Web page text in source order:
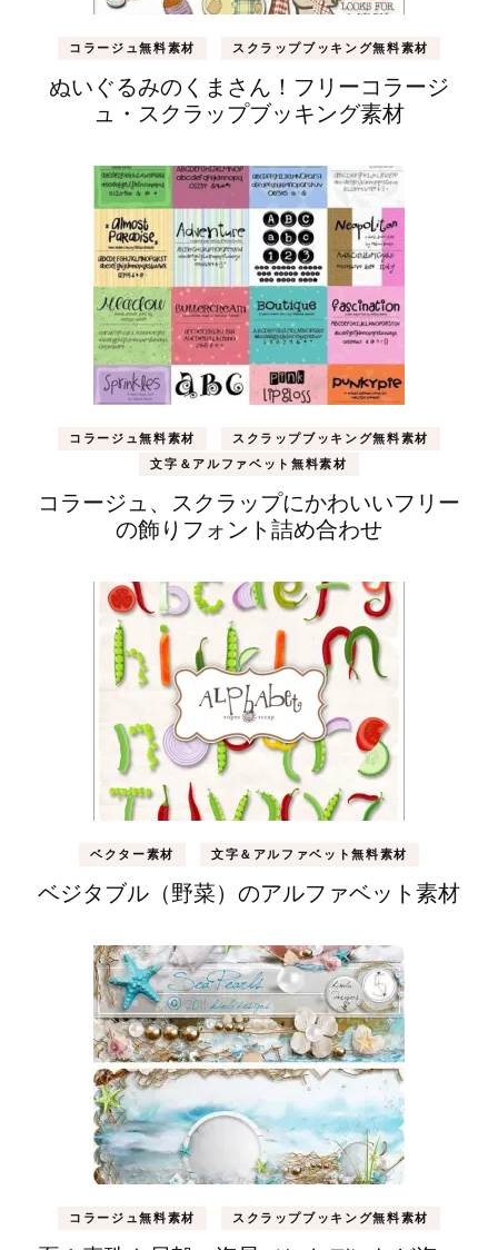
コラージュ無料素材 スクラップブッキング無料素材
ぬいぐるみのくまさん！フリーコラージ
ュ・スクラップブッキング素材
コラージュ無料素材
スクラップブッキング無料素材
文字＆アルファベット無料素材
コラージュ、スクラップにかわいいフリー
の飾りフォント詰め合わせ
ベクター素材 文字＆アルファベット無料素材
ベジタブル（野菜）のアルファベット素材
コラージュ無料素材 スクラップブッキング無料素材